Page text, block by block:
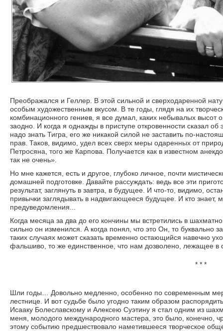
Преображался и Геллер. В этой сильной и сверходаренной
особым художественным вкусом. В те годы, глядя на их
комбинационного гениев, я все думал, каких небывалых высот
заодно. И когда я однажды в приступе откровенности сказал
надо знать Тигра, его же никакой силой не заставить по-
прав. Таков, видимо, удел всех сверх меры одаренных от
Петросяна, того же Карпова. Получается как в известном
так не очень».
Но мне кажется, есть и другое, глубоко личное, почти
домашней подготовке. Давайте рассуждать: ведь все эти
результат, заглянуть в завтра, в будущее. И что-то, видимо,
привычки заглядывать в надвигающееся будущее. И кто знает,
предуведомления...
Когда месяца за два до его кончины мы встретились в
сильно он изменился. А когда понял, что это Он, то буквально
таких случаях может сказать временно остающийся навечно
фальшиво, то же единственное, что нам дозволено, лежащее в
* * *
Шли годы… Довольно медленно, особенно по современным
лестнице. И вот судьбе было угодно таким образом
Исааку Болеславскому и Алексею Суэтину я стал одним из
меня, молодого международного мастера, это было, конечно,
этому событию предшествовало наметившееся творческое